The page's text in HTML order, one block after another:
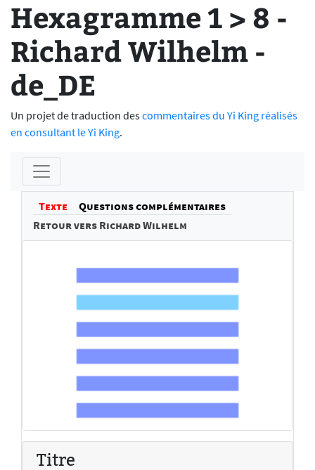
Hexagramme 1 > 8 -
Richard Wilhelm -
de_DE
Un projet de traduction descommentaires du Yi King réalisés
en consultant le Yi King.
Texte
Questions complémentaires
Retour vers Richard Wilhelm
Titre